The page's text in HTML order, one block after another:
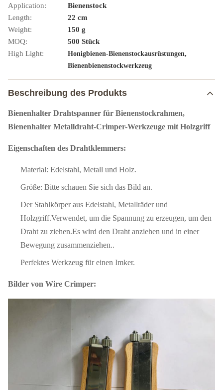
Application:
Bienenstock
Length:
22 cm
Weight:
150 g
MOQ:
500 Stück
High Light:
Honigbienen-Bienenstockausrüstungen,
Bienenbienenstockwerkzeug
Beschreibung des Produkts
Bienenhalter Drahtspanner für Bienenstockrahmen,
Bienenhalter Metalldraht-Crimper-Werkzeuge mit Holzgriff
Eigenschaften des Drahtklemmers:
Material: Edelstahl, Metall und Holz.
Größe: Bitte schauen Sie sich das Bild an.
Der Stahlkörper aus Edelstahl, Metallräder und
Holzgriff.Verwendet, um die Spannung zu erzeugen, um den
Draht zu ziehen.Es wird den Draht anziehen und in einer
Bewegung zusammenziehen..
Perfektes Werkzeug für einen Imker.
Bilder von Wire Crimper: